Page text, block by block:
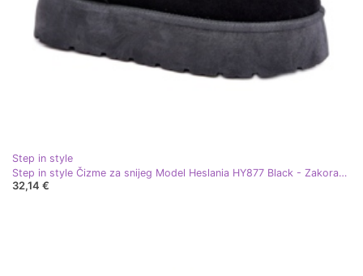
Step in style
Step in style Čizme za snijeg Model Heslania HY877 Black - Zakoračite sa stilom crna
32,14 €